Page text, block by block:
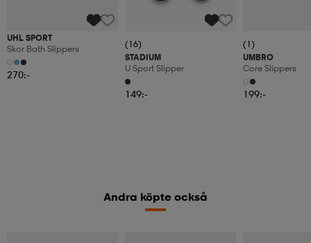
UHL SPORT
Skor Bath Slippers
270:-
(16)
STADIUM
U Sport Slipper
149:-
(1)
UMBRO
Core Slippers
199:-
Andra köpte också